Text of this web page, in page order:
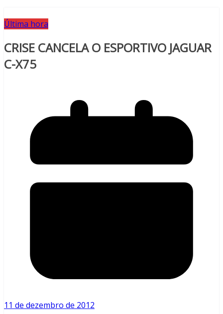
Última hora
CRISE CANCELA O ESPORTIVO JAGUAR
C-X75
11 de dezembro de 2012